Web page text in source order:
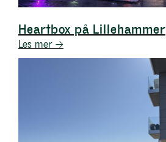
Heartbox på Lillehammer
Les mer →